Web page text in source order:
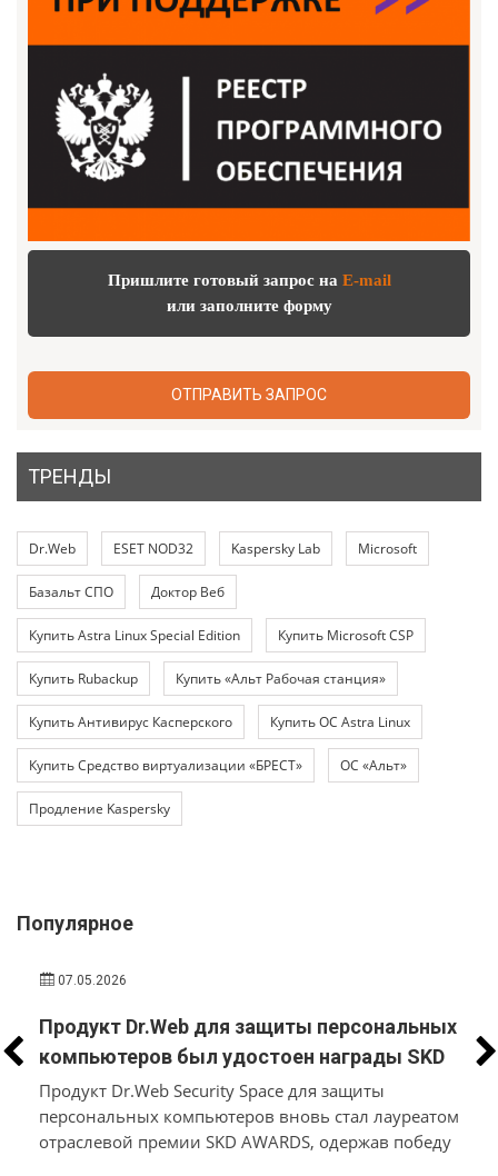
Пришлите готовый запрос на E-mail
или заполните форму
ОТПРАВИТЬ ЗАПРОС
ТРЕНДЫ
Dr.Web ESET NOD32 Kaspersky Lab Microsoft
Базальт СПО Доктор Веб
Купить Astra Linux Special Edition Купить Microsoft CSP
Купить Rubackup Купить «Альт Рабочая станция»
Купить Антивирус Касперского Купить ОС Astra Linux
Купить Средство виртуализации «БРЕСТ» ОС «Альт»
Продление Kaspersky
Популярное
07.05.2026
Продукт Dr.Web для защиты персональных
компьютеров был удостоен награды SKD
AWARDS
Продукт Dr.Web Security Space для защиты
персональных компьютеров вновь стал лауреатом
отраслевой премии SKD AWARDS, одержав победу